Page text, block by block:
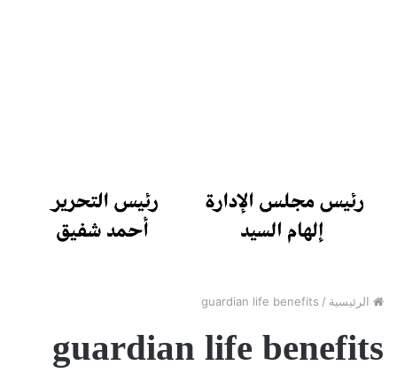
الرئيسية /
guardian life benefits
guardian life benefits